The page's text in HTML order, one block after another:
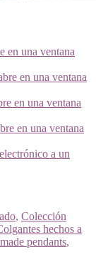
en una ventana
en una ventana
en una ventana
en una ventana
a un
, Colección
hechos a
pendants,